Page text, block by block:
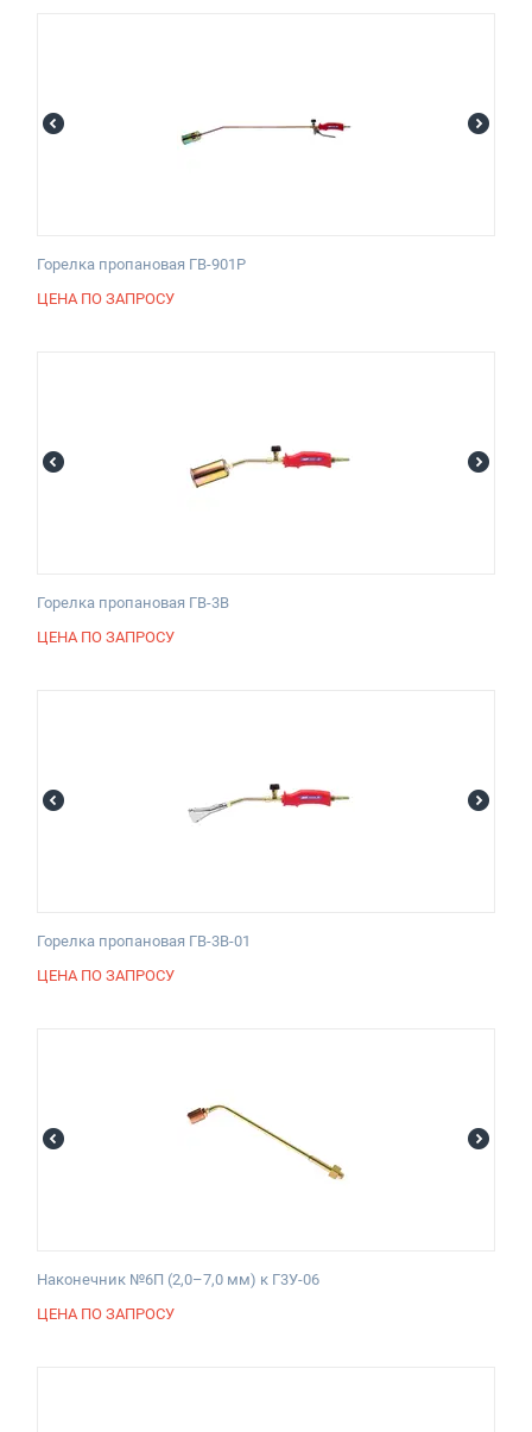
Горелка пропановая ГВ-901Р
ЦЕНА ПО ЗАПРОСУ
Горелка пропановая ГВ-3В
ЦЕНА ПО ЗАПРОСУ
Горелка пропановая ГВ-3В-01
ЦЕНА ПО ЗАПРОСУ
Наконечник №6П (2,0–7,0 мм) к Г3У-06
ЦЕНА ПО ЗАПРОСУ